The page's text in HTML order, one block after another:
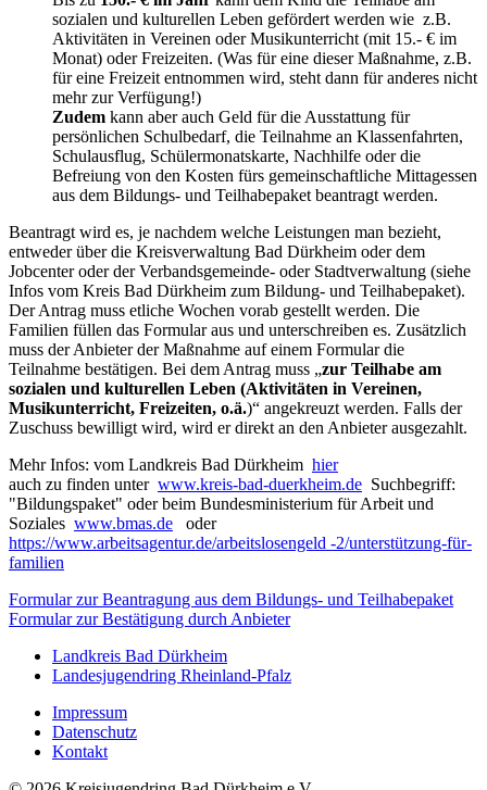
sozialen und kulturellen Leben gefördert werden wie z.B.
Aktivitäten in Vereinen oder Musikunterricht (mit 15.- € im
Monat) oder Freizeiten. (Was für eine dieser Maßnahme, z.B.
für eine Freizeit entnommen wird, steht dann für anderes nicht
mehr zur Verfügung!)
Zudem kann aber auch Geld für die Ausstattung für
persönlichen Schulbedarf, die Teilnahme an Klassenfahrten,
Schulausflug, Schülermonatskarte, Nachhilfe oder die
Befreiung von den Kosten fürs gemeinschaftliche Mittagessen
aus dem Bildungs- und Teilhabepaket beantragt werden.
Beantragt wird es, je nachdem welche Leistungen man bezieht,
entweder über die Kreisverwaltung Bad Dürkheim oder dem
Jobcenter oder der Verbandsgemeinde- oder Stadtverwaltung (siehe
Infos vom Kreis Bad Dürkheim zum Bildung- und Teilhabepaket).
Der Antrag muss etliche Wochen vorab gestellt werden. Die
Familien füllen das Formular aus und unterschreiben es. Zusätzlich
muss der Anbieter der Maßnahme auf einem Formular die
Teilnahme bestätigen. Bei dem Antrag muss „zur Teilhabe am
sozialen und kulturellen Leben (Aktivitäten in Vereinen,
Musikunterricht, Freizeiten, o.ä.)“ angekreuzt werden. Falls der
Zuschuss bewilligt wird, wird er direkt an den Anbieter ausgezahlt.
Mehr Infos: vom Landkreis Bad Dürkheim hier
auch zu finden unter www.kreis-bad-duerkheim.de Suchbegriff:
"Bildungspaket" oder beim Bundesministerium für Arbeit und
Soziales www.bmas.de oder
https://www.arbeitsagentur.de/arbeitslosengeld -2/unterstützung-für-
familien
Formular zur Beantragung aus dem Bildungs- und Teilhabepaket
Formular zur Bestätigung durch Anbieter
Landkreis Bad Dürkheim
Landesjugendring Rheinland-Pfalz
Impressum
Datenschutz
Kontakt